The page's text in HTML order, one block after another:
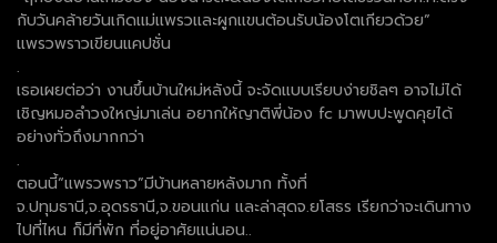
กับวันคล้ายวันเกิดเเม่เเพรวเเละผูกเเขนต้อนรับน้องโตเกียวด้วย”
แพรวพราวเขียนแคปชั่น
.
เธอเผยต่อว่า งานขึ้นบ้านใหม่หลังนี้ จะจัดแบบเรียบง่ายชิลๆ อาจไม่ได้
เชิญหมอลำวงใหญ่มาเล่น อยากให้ญาติพี่น้อง fc มาพบปะพูดคุยได้
อย่างทั่วถึงมากกว่า
.
ตอนนี้“แพรวพราว”มีบ้านหลายหลังมาก ทั้งที่
จ.ปทุมธานี,จ.อุดรธานี,จ.ขอนแก่น และล่าสุดจ.ยโสธร เรียกว่าจะเดินทาง
ไปที่ไหน ก็มีที่พัก ที่อยู่อาศัยแน่นอน..